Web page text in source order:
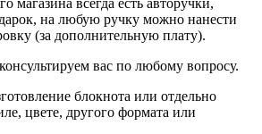
магазина всегда есть авторучки,
на любую ручку можно нанести
(за дополнительную плату).
вас по любому вопросу.
блокнота или отдельно
цвете, другого формата или